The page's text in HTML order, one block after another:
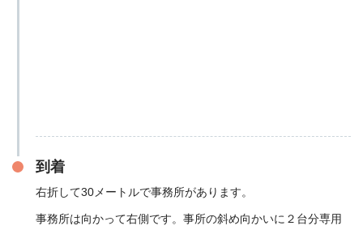
到着
右折して30メートルで事務所があります。
事務所は向かって右側です。事所の斜め向かいに２台分専用